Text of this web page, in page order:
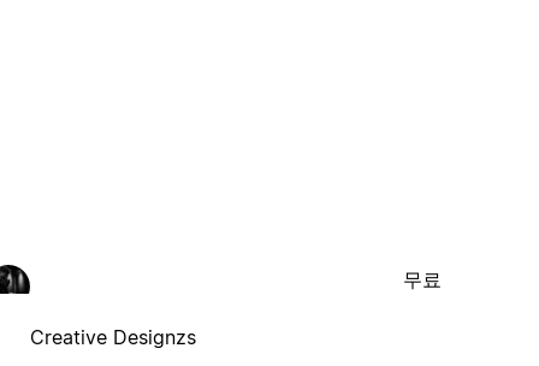
Creative Designzs
무료